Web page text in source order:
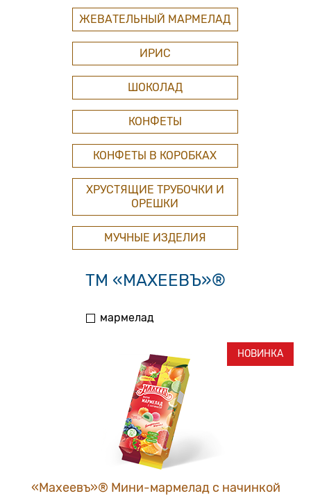
ЖЕВАТЕЛЬНЫЙ МАРМЕЛАД
ИРИС
ШОКОЛАД
КОНФЕТЫ
КОНФЕТЫ В КОРОБКАХ
ХРУСТЯЩИЕ ТРУБОЧКИ И
ОРЕШКИ
МУЧНЫЕ ИЗДЕЛИЯ
ТМ «МАХЕЕВЪ»®
мармелад
НОВИНКА
«Махеевъ»® Мини-мармелад с начинкой